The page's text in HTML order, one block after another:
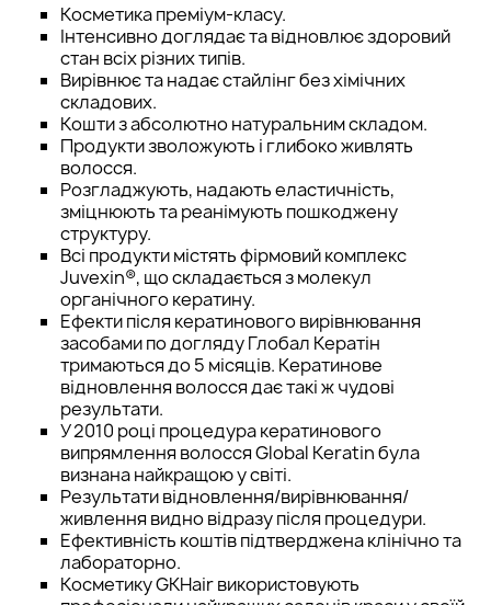
Косметика преміум-класу.
Інтенсивно доглядає та відновлює здоровий
стан всіх різних типів.
Вирівнює та надає стайлінг без хімічних
складових.
Кошти з абсолютно натуральним складом.
Продукти зволожують і глибоко живлять
волосся.
Розгладжують, надають еластичність,
зміцнюють та реанімують пошкоджену
структуру.
Всі продукти містять фірмовий комплекс
Juvexin®, що складається з молекул
органічного кератину.
Ефекти після кератинового вирівнювання
засобами по догляду Глобал Кератін
тримаються до 5 місяців. Кератинове
відновлення волосся дає такі ж чудові
результати.
У 2010 році процедура кератинового
випрямлення волосся Global Keratin була
визнана найкращою у світі.
Результати відновлення/вирівнювання/
живлення видно відразу після процедури.
Ефективність коштів підтверджена клінічно та
лабораторно.
Косметику GKHair використовують